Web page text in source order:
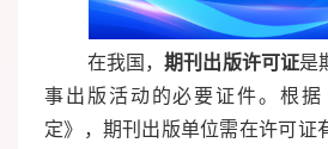
在我国，期刊出版许可证是
事出版活动的必要证件。根
定》，期刊出版单位需在许可证